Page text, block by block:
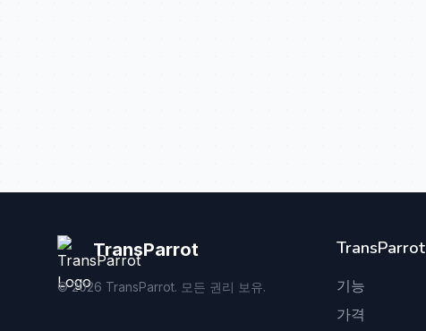
TransParrot
©2026 TransParrot. 모든 권리 보유.
TransParrot
기능
가격